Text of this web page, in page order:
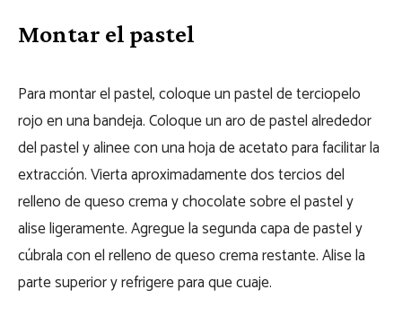
Montar el pastel
Para montar el pastel, coloque un pastel de terciopelo
rojo en una bandeja. Coloque un aro de pastel alrededor
del pastel y alinee con una hoja de acetato para facilitar la
extracción. Vierta aproximadamente dos tercios del
relleno de queso crema y chocolate sobre el pastel y
alise ligeramente. Agregue la segunda capa de pastel y
cúbrala con el relleno de queso crema restante. Alise la
parte superior y refrigere para que cuaje.